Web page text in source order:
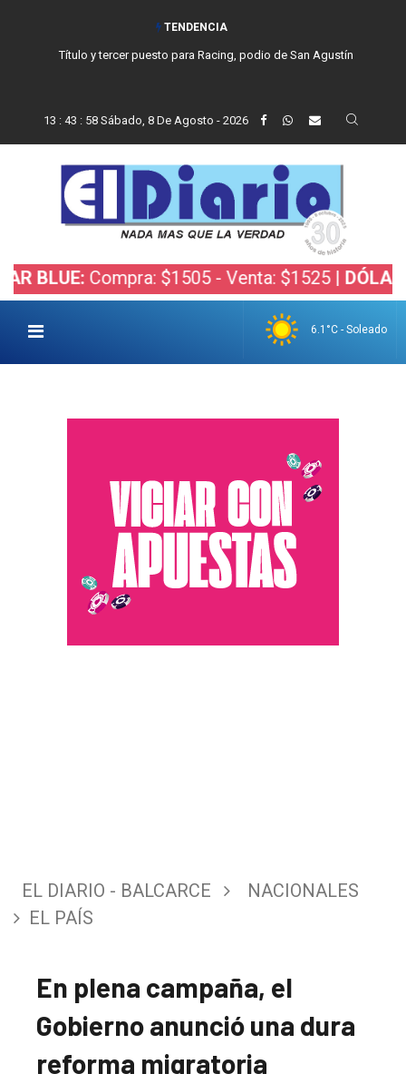
TENDENCIA
Título y tercer puesto para Racing, podio de San Agustín
13 : 43 : 59 Sábado, 8 De Agosto - 2026
Compra: $1505 - Venta: $1525 |DÓLAR
6.1°C - Soleado
EL DIARIO - BALCARCE
NACIONALES
EL PAÍS
En plena campaña, el
Gobierno anunció una dura
reforma migratoria